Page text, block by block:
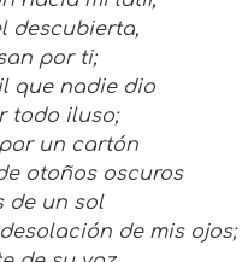
descubierta,
por ti;
que nadie dio
todo iluso;
un cartón
otoños oscuros
de un sol
de mis ojos;